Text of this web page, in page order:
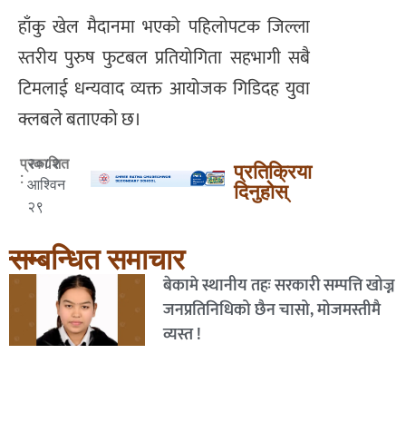
हाँकु खेल मैदानमा भएको पहिलोपटक जिल्ला
स्तरीय पुरुष फुटबल प्रतियोगिता सहभागी सबै
टिमलाई धन्यवाद व्यक्त आयोजक गिडिदह युवा
क्लबले बताएको छ।
प्रकाशित
:
२०८२
आश्विन
२९
प्रतिक्रिया
दिनुहोस्
सम्बन्धित समाचार
बेकामे स्थानीय तहः सरकारी सम्पत्ति खोज्न
जनप्रतिनिधिको छैन चासो, मोजमस्तीमै
व्यस्त !